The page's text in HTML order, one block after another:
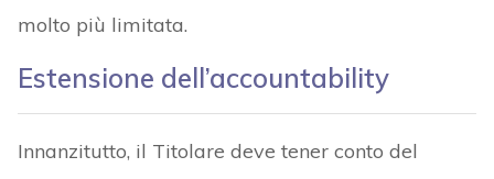
molto più limitata.
Estensione dell’accountability
Innanzitutto, il Titolare deve tener conto del